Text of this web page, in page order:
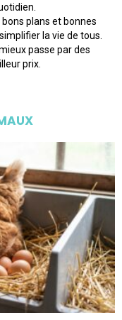
plans et bonnes
la vie de tous.
passe par des
prix.